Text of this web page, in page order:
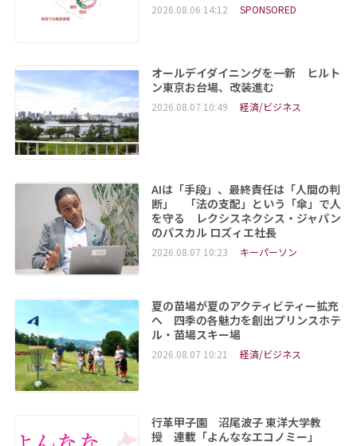
2026.08.06 14:12 SPONSORED
オールデイダイニングを一新 ヒルト
ン東京お台場、改装進む
2026.08.07 10:49 経済/ビジネス
AIは「手段」、最終責任は「人間の判
断」 「法の支配」という「傘」で人
を守る レクシスネクシス・ジャパン
のパスカル ロズィエ社長
2026.08.07 10:23 キーパーソン
夏の苗場が夏のアクティビティー拡充
へ 四季の各魅力を創出プリンスホテ
ル・苗場スキー場
2026.08.07 10:21 経済/ビジネス
行革甲子園 沼尾波子 東洋大学教
授 連載「よんななエコノミー」